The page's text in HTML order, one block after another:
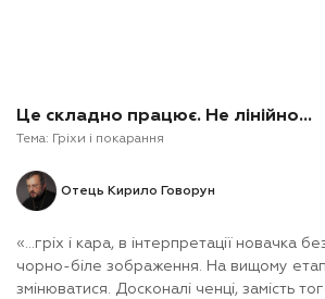
Це складно працює. Не лінійно…
Тема: Гріхи і покарання
Отець Кирило Говорун
«…гріх і кара, в інтерпретації новачка
чорно-біле зображення. На вищому
змінюватися. Досконалі ченці, замість